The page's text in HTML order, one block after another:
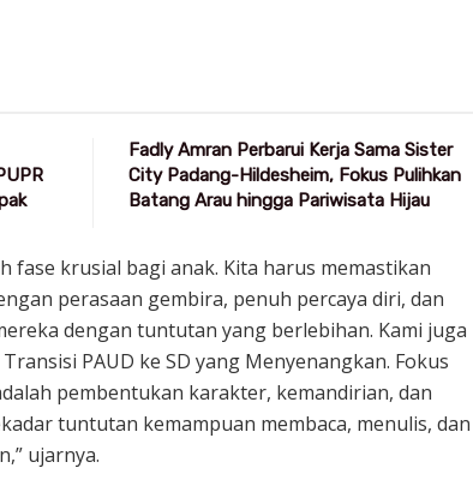
Fadly Amran Perbarui Kerja Sama Sister
City Padang-Hildesheim, Fokus Pulihkan
Batang Arau hingga Pariwisata Hijau
fase krusial bagi anak. Kita harus memastikan
perasaan gembira, penuh percaya diri, dan
dengan tuntutan yang berlebihan. Kami juga
PAUD ke SD yang Menyenangkan. Fokus
pembentukan karakter, kemandirian, dan
tuntutan kemampuan membaca, menulis, dan
ujarnya.